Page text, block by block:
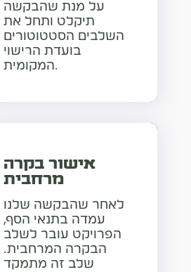
על מנת שהבקשה
תיקלט ותחל את
השלבים הסטטוטורים
בועדת הרישוי
המקומית.
אישור בקרה
מרחבית
לאחר שהבקשה שלנו
עמדה בתנאי הסף,
הפרויקט עובר לשלב
הבקרה המרחבית.
שלב זה מתמקד